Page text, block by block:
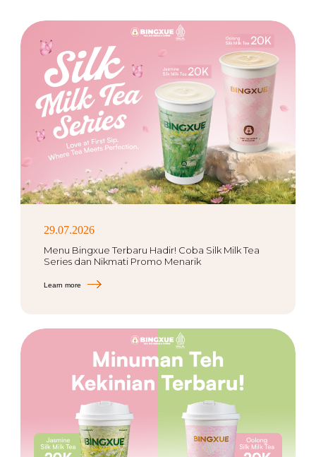
29.07.2026
Menu Bingxue Terbaru Hadir! Coba Silk Milk Tea
Series dan Nikmati Promo Menarik
Learn more